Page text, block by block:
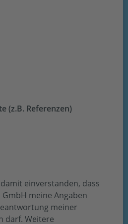
(z.B. Referenzen)
einverstanden, dass
meine Angaben
meiner
darf. Weitere